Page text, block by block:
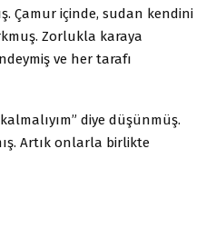
Çamur içinde, sudan kendini
Zorlukla karaya
ve her tarafı
diye düşünmüş.
Artık onlarla birlikte